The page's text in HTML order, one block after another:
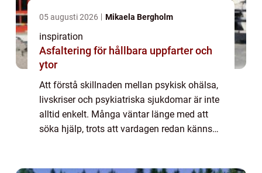
05 augusti 2026 Mikaela Bergholm
inspiration
Asfaltering för hållbara uppfarter och
ytor
Att förstå skillnaden mellan psykisk ohälsa,
livskriser och psykiatriska sjukdomar är inte
alltid enkelt. Många väntar länge med att
söka hjälp, trots att vardagen redan känns